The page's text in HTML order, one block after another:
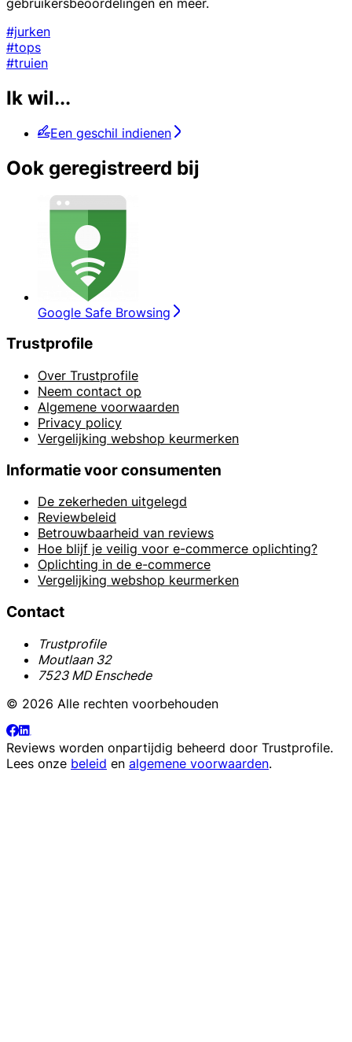
#jurken
#tops
#truien
Ik wil...
Een geschil indienen
Ook geregistreerd bij
Google Safe Browsing
Trustprofile
Over Trustprofile
Neem contact op
Algemene voorwaarden
Privacy policy
Vergelijking webshop keurmerken
Informatie voor consumenten
De zekerheden uitgelegd
Reviewbeleid
Betrouwbaarheid van reviews
Hoe blijf je veilig voor e-commerce oplichting?
Oplichting in de e-commerce
Vergelijking webshop keurmerken
Contact
Trustprofile
Moutlaan 32
7523 MD Enschede
© 2026 Alle rechten voorbehouden
Reviews worden onpartijdig beheerd door Trustprofile.
Lees onze beleid en algemene voorwaarden.